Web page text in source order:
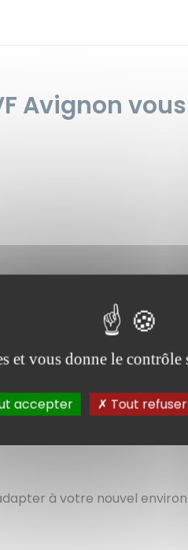
Avignon
séparation, veuvage -
à votre nouvel
et vous donne le
accepter Tout refuser